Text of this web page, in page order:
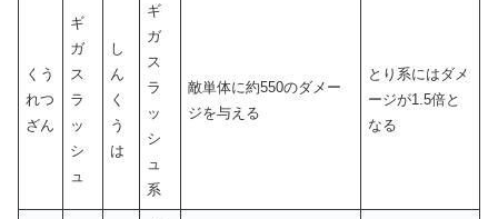
くう
れつ
ざん
ギ
ガ
ス
ラ
ッ
シ
ュ
し
ん
く
う
は
ギ
ガ
ス
ラ
ッ
シ
ュ
系
敵単体に約550のダメー
ジを与える
とり系にはダメ
ージが1.5倍と
なる